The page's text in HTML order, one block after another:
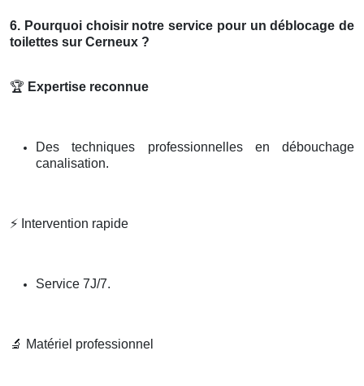
6. Pourquoi choisir notre service pour un déblocage de
toilettes sur Cerneux ?
🏆 Expertise reconnue
Des techniques professionnelles en débouchage
canalisation.
⚡ Intervention rapide
Service 7J/7.
🔬 Matériel professionnel